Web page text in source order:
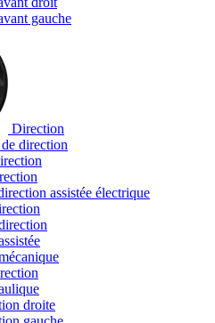
gauche
Direction
direction
assistée électrique
droite